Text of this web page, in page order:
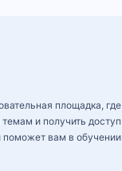
площадка,
и получить
поможет вам в